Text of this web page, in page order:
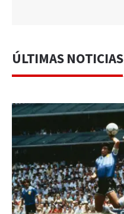
ÚLTIMAS NOTICIAS